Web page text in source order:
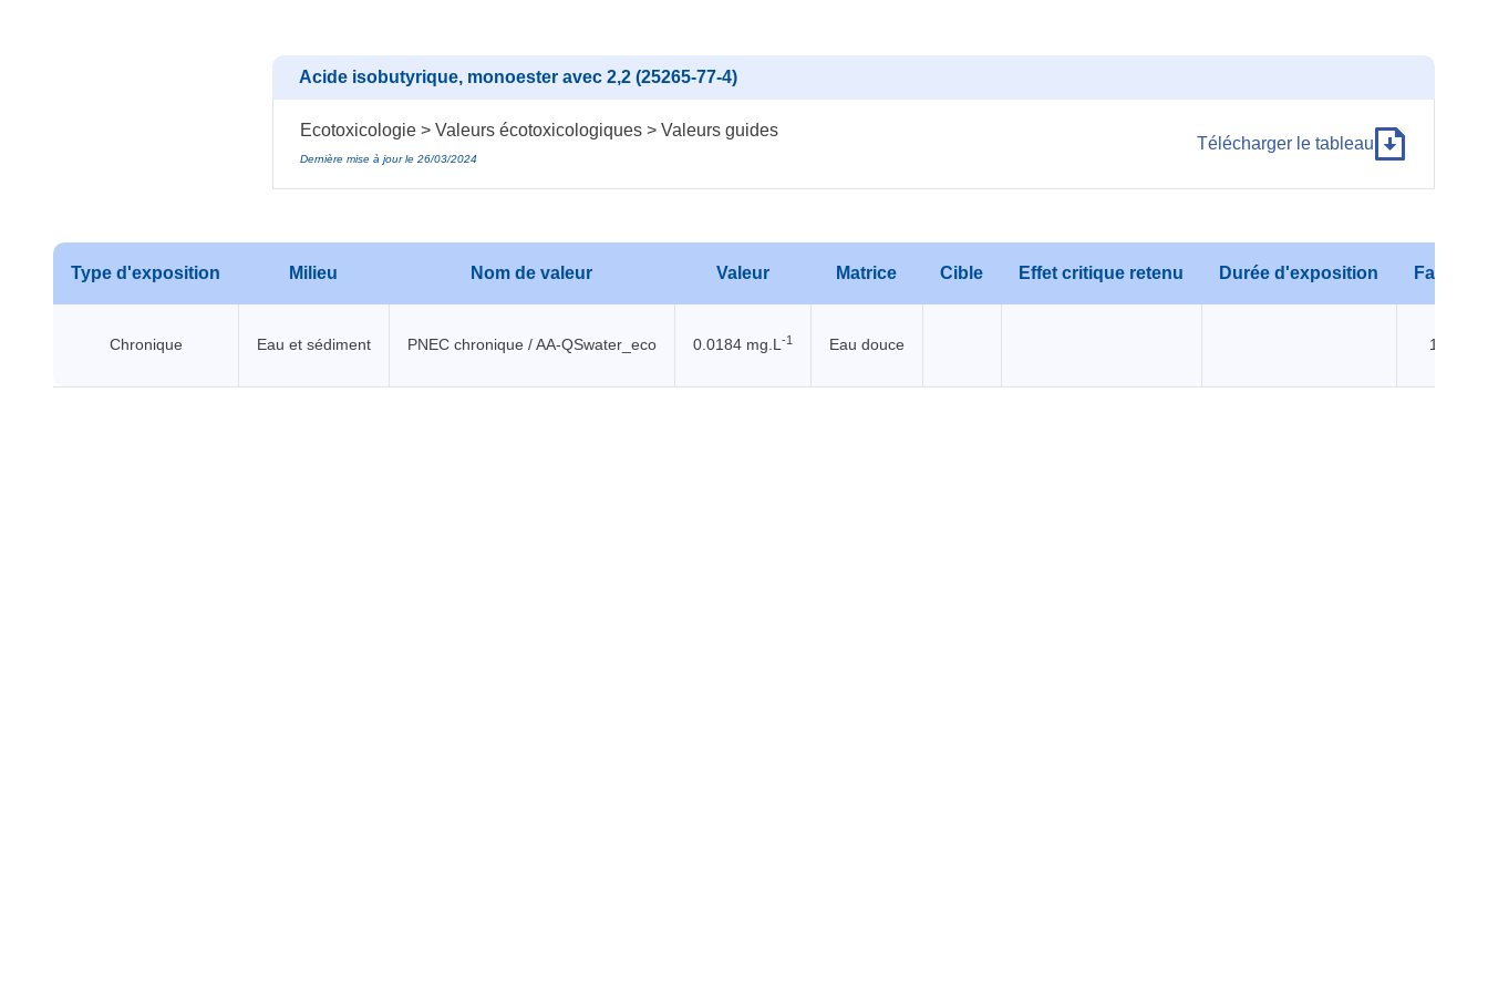
Acide isobutyrique, monoester avec 2,2 (25265-77-4)
Ecotoxicologie > Valeurs écotoxicologiques > Valeurs guides
Dernière mise à jour le 26/03/2024
Télécharger le tableau
Type d'exposition Milieu Nom de valeur Valeur Matrice Cible Effet critique retenu Durée d'exposition Facteur
Chronique Eau et sédiment PNEC chronique / AA-QSwater_eco 0.0184 mg.L -1 Eau douce 1000